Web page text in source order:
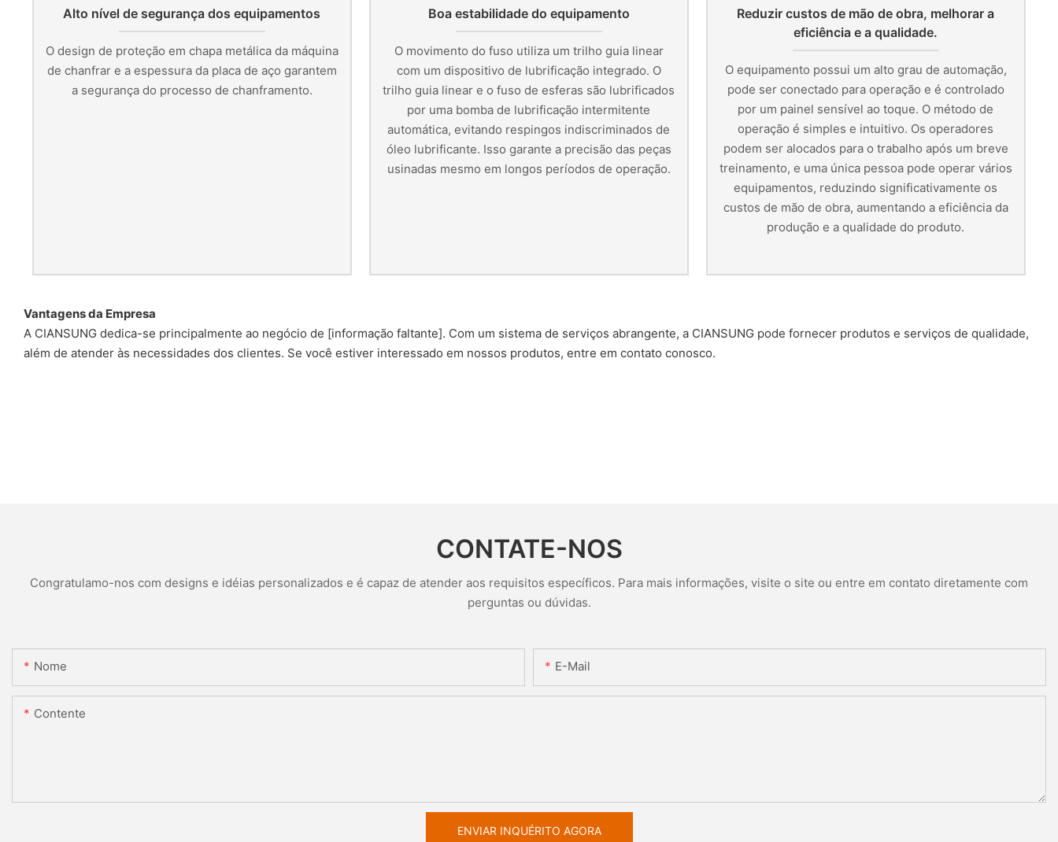
Alto nível de segurança dos equipamentos
O design de proteção em chapa metálica da máquina
de chanfrar e a espessura da placa de aço garantem
a segurança do processo de chanframento.
Boa estabilidade do equipamento
O movimento do fuso utiliza um trilho guia linear
com um dispositivo de lubrificação integrado. O
trilho guia linear e o fuso de esferas são lubrificados
por uma bomba de lubrificação intermitente
automática, evitando respingos indiscriminados de
óleo lubrificante. Isso garante a precisão das peças
usinadas mesmo em longos períodos de operação.
Reduzir custos de mão de obra, melhorar a
eficiência e a qualidade.
O equipamento possui um alto grau de automação,
pode ser conectado para operação e é controlado
por um painel sensível ao toque. O método de
operação é simples e intuitivo. Os operadores
podem ser alocados para o trabalho após um breve
treinamento, e uma única pessoa pode operar vários
equipamentos, reduzindo significativamente os
custos de mão de obra, aumentando a eficiência da
produção e a qualidade do produto.
Vantagens da Empresa
A CIANSUNG dedica-se principalmente ao negócio de [informação faltante]. Com um sistema de serviços abrangente, a CIANSUNG pode fornecer produtos e serviços de qualidade,
além de atender às necessidades dos clientes. Se você estiver interessado em nossos produtos, entre em contato conosco.
CONTATE-NOS
Congratulamo-nos com designs e idéias personalizados e é capaz de atender aos requisitos específicos. Para mais informações, visite o site ou entre em contato diretamente com
perguntas ou dúvidas.
Nome E-Mail
Contente
ENVIAR INQUÉRITO AGORA